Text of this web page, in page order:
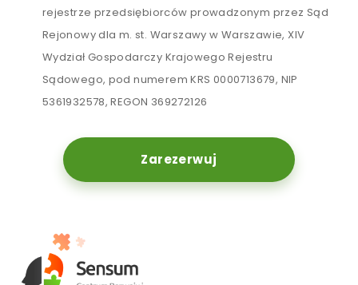
rejestrze przedsiębiorców prowadzonym przez Sąd
Rejonowy dla m. st. Warszawy w Warszawie, XIV
Wydział Gospodarczy Krajowego Rejestru
Sądowego, pod numerem KRS 0000713679, NIP
5361932578, REGON 369272126
Zarezerwuj